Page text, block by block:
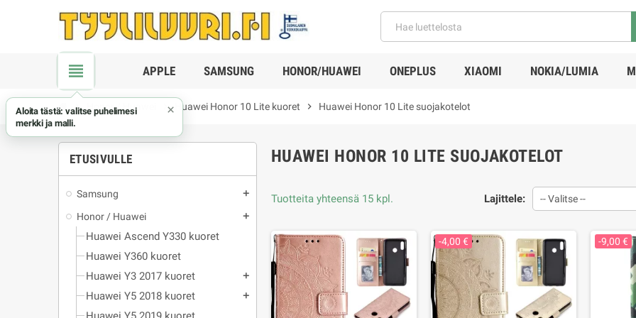
view_headline APPLE SAMSUNG HONOR/HUAWEI ONEPLUS XIAOMI NOKIA/LUMIA
chevron_right Honor / Huawei chevron_right Huawei Honor 10 Lite kuoret chevron_right Huawei Honor 10 Lite suojakotelot
ETUSIVULLE
Samsung add
Honor / Huawei add
Huawei Ascend Y330 kuoret
Huawei Y360 kuoret
Huawei Y3 2017 kuoret
add
Huawei Y5 2018 kuoret add
HUAWEI HONOR 10 LITE SUOJAKOTELOT
Lajittele: -- Valitse --
Tuotteita yhteensä 15 kpl.
-4,00 € -9,00 €
Aloita tästä: valitse puhelimesi
merkki ja malli.
×